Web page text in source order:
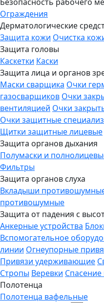
Ограждения
Дерматологические
Защита кожи Очистка
Защита головы
Каскетки Каски
Защита лица и органов
Маски сварщика Очки
газосварщиков Очки
вентиляцией Очки
Очки защитные
Щитки защитные лицевые
Защита органов дыхания
Полумаски и
Фильтры
Защита органов слуха
Вкладыши
противошумные
Защита от падения с
Анкерные устройства
Вспомогательное
линии Огнеупорные
Привязи удерживающие
Стропы Веревки Спасение
Полотенца
Полотенца вафельные